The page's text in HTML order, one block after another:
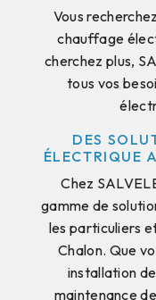
Vous
chauffage
cherchez plus,
tous vos
DES
ÉLECTRIQUE
Chez
gamme de
les particuliers
Chalon. Que
installation
maintenance